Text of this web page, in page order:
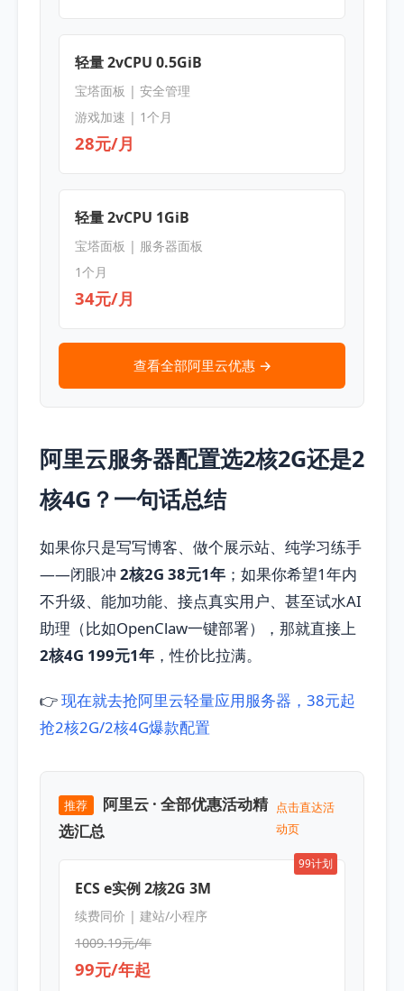
轻量 2vCPU 0.5GiB
宝塔面板 | 安全管理
游戏加速 | 1个月
28元/月
轻量 2vCPU 1GiB
宝塔面板 | 服务器面板
1个月
34元/月
查看全部阿里云优惠 →
阿里云服务器配置选2核2G还是2
核4G？一句话总结
如果你只是写写博客、做个展示站、纯学习练手
——闭眼冲 2核2G 38元1年 ；如果你希望1年内
不升级、能加功能、接点真实用户、甚至试水AI
助理（比如OpenClaw一键部署），那就直接上
2核4G 199元1年 ，性价比拉满。
👉现在就去抢阿里云轻量应用服务器，38元起
抢2核2G/2核4G爆款配置
推荐
阿里云 · 全部优惠活动精
选汇总
点击直达活
动页
99计划
ECS e实例 2核2G 3M
续费同价 | 建站/小程序
1009.19元/年
99元/年起